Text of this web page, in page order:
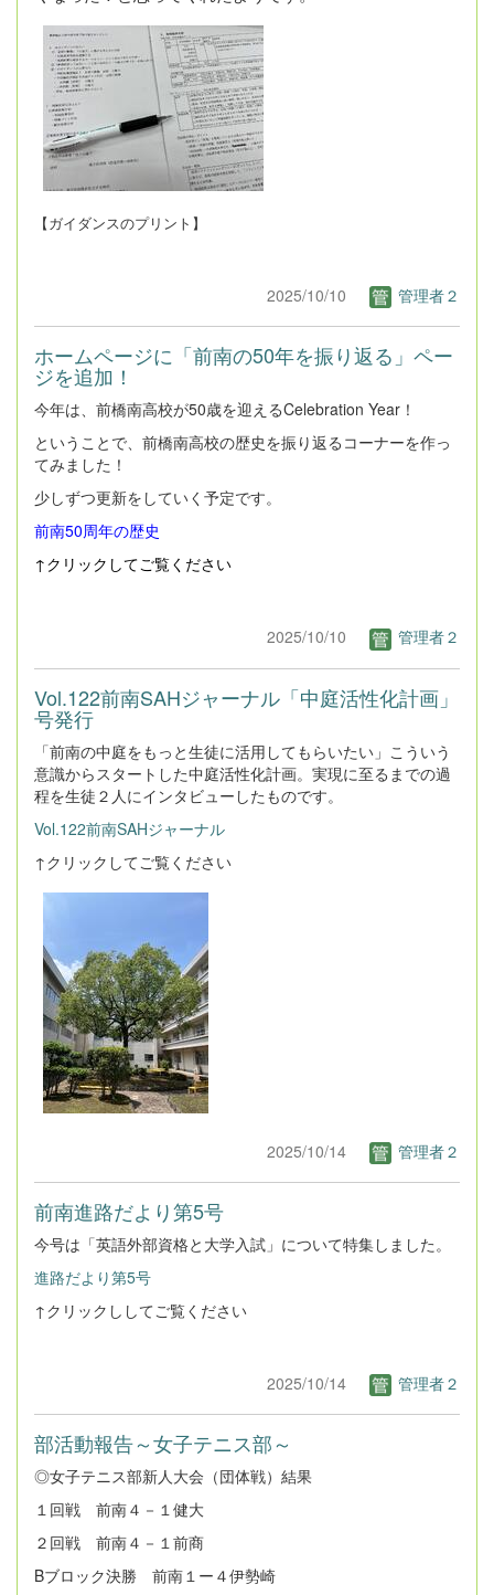
【ガイダンスのプリント】
2025/10/10 管理者２
ホームページに「前南の50年を振り返る」ペー
ジを追加！
今年は、前橋南高校が50歳を迎えるCelebration Year！
ということで、前橋南高校の歴史を振り返るコーナーを作っ
てみました！
少しずつ更新をしていく予定です。
前南50周年の歴史
↑クリックしてご覧ください
2025/10/10 管理者２
Vol.122前南SAHジャーナル「中庭活性化計画」
号発行
「前南の中庭をもっと生徒に活用してもらいたい」こういう
意識からスタートした中庭活性化計画。実現に至るまでの過
程を生徒２人にインタビューしたものです。
Vol.122前南SAHジャーナル
↑クリックしてご覧ください
2025/10/14 管理者２
前南進路だより第5号
今号は「英語外部資格と大学入試」について特集しました。
進路だより第5号
↑クリックししてご覧ください
2025/10/14 管理者２
部活動報告～女子テニス部～
◎女子テニス部新人大会（団体戦）結果
１回戦 前南４－１健大
２回戦 前南４－１前商
Bブロック決勝 前南１ー４伊勢崎